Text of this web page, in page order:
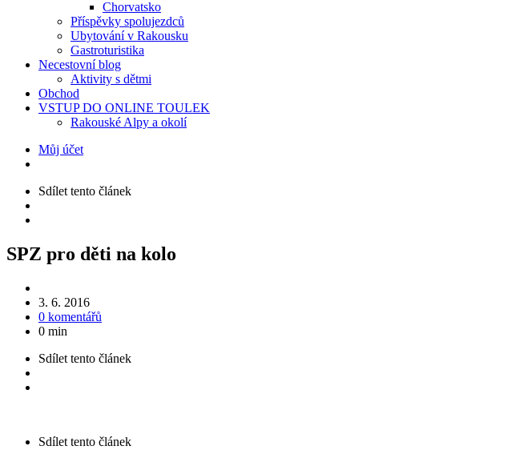
Chorvatsko
Příspěvky spolujezdců
Ubytování v Rakousku
Gastroturistika
Necestovní blog
Aktivity s dětmi
Obchod
VSTUP DO ONLINE TOULEK
Rakouské Alpy a okolí
Můj účet
Sdílet tento článek
SPZ pro děti na kolo
3. 6. 2016
0 komentářů
0 min
Sdílet tento článek
Sdílet tento článek